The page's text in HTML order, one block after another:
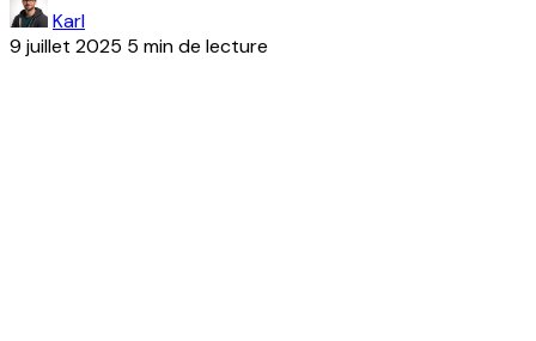
Karl
9 juillet 2025 5 min de lecture